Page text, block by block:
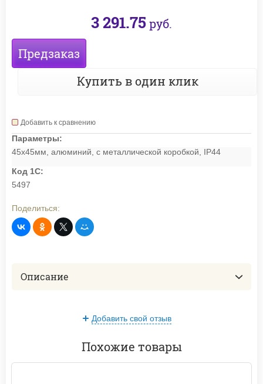
3 291.75руб.
Предзаказ
Купить в один клик
Добавить к сравнению
Параметры:
45х45мм, алюминий, с металлической коробкой, IP44
Код 1С:
5497
Поделиться:
Описание
Добавить свой отзыв
Похожие товары